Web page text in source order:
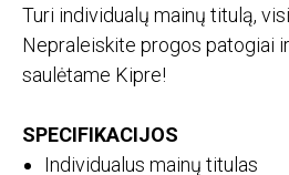
Turi individualų mainų titulą,
Nepraleiskite progos patogiai
saulėtame Kipre!
SPECIFIKACIJOS
Individualus mainų titulas